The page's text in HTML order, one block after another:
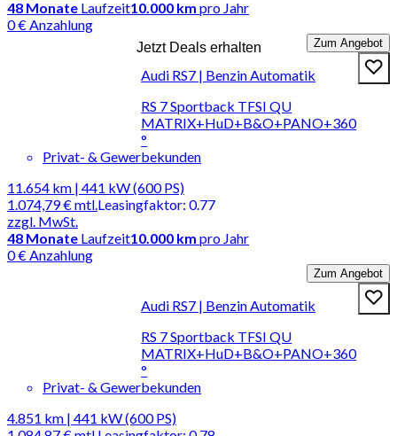
Jetzt Deals erhalten
48 Monate Laufzeit10.000 km pro Jahr
0 € Anzahlung
Zum Angebot
Audi RS7 | Benzin Automatik
RS 7 Sportback TFSI QU
MATRIX+HuD+B&O+PANO+360
°
Privat- & Gewerbekunden
11.654 km | 441 kW (600 PS)
1.074,79 €mtl.
zzgl. MwSt.
Leasingfaktor: 0.77
48 Monate Laufzeit10.000 km pro Jahr
0 € Anzahlung
Zum Angebot
Audi RS7 | Benzin Automatik
RS 7 Sportback TFSI QU
MATRIX+HuD+B&O+PANO+360
°
Privat- & Gewerbekunden
4.851 km | 441 kW (600 PS)